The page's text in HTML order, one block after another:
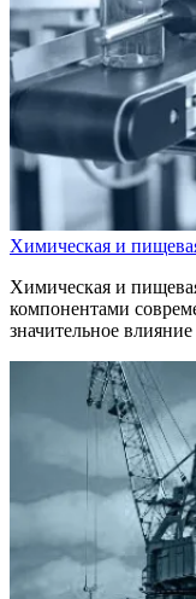
Химическая и
Химическая и
компонентами
значительное